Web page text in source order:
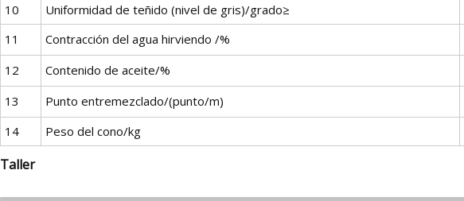
10
Uniformidad de teñido (nivel de gris)/grado≥
11
Contracción del agua hirviendo /%
12
Contenido de aceite/%
13
Punto entremezclado/(punto/m)
14
Peso del cono/kg
Taller